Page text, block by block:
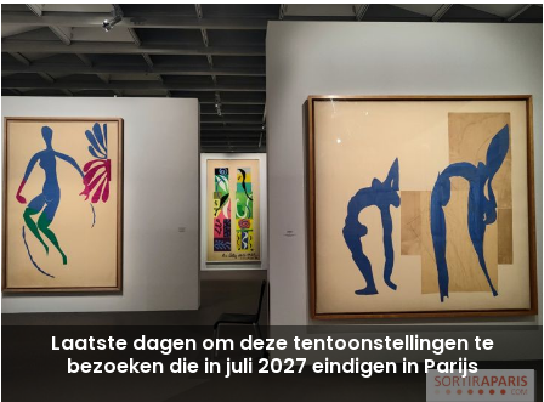
Laatste dagen om deze tentoonstellingen te
bezoeken die in juli 2027 eindigen in Parijs